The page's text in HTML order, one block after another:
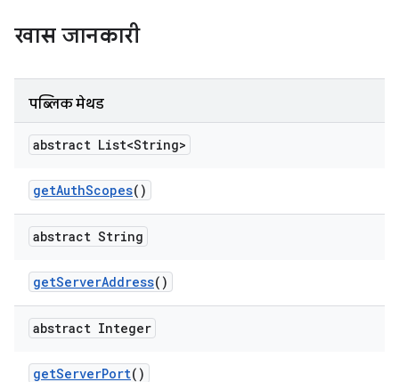
खास जानकारी
पब्लिक मेथड
abstract List<String>
getAuthScopes()
abstract String
getServerAddress()
abstract Integer
getServerPort()